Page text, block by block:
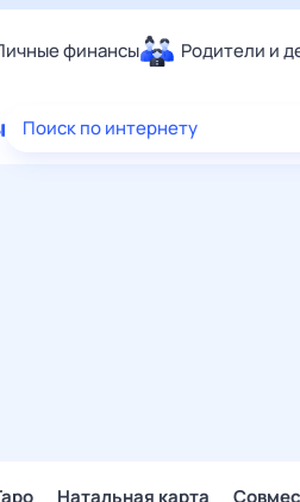
финансы Родители и
Еда
Поиск по интернету
Натальная карта